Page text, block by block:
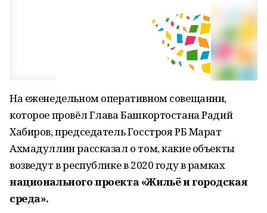
На еженедельном оперативном совещании,
которое провёл Глава Башкортостана Радий
Хабиров, председатель Госстроя РБ Марат
Ахмадуллин рассказал о том, какие объекты
возведут в республике в 2020 году в рамках
национального проекта «Жильё и городская
среда».